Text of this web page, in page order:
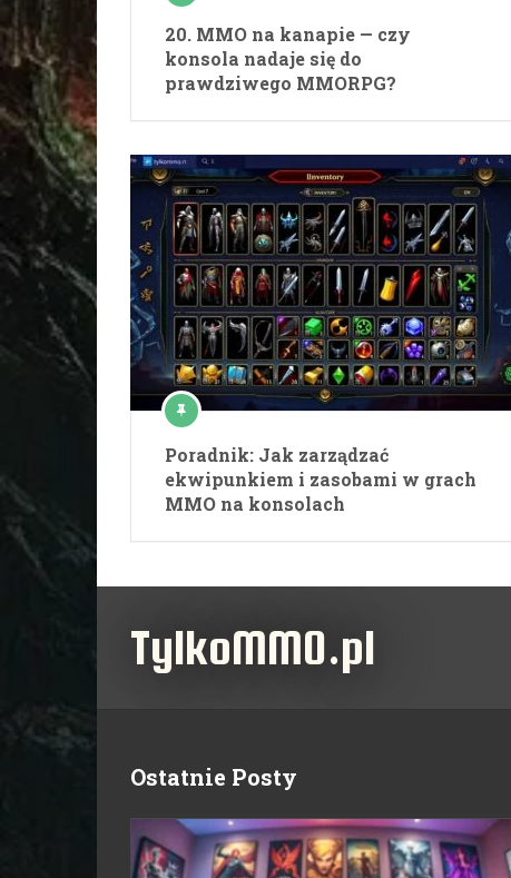
20. MMO na kanapie — czy
konsola nadaje się do
prawdziwego MMORPG?
Poradnik: Jak zarządzać
ekwipunkiem i zasobami w grach
MMO na konsolach
TylkoMMO.pl
Ostatnie Posty